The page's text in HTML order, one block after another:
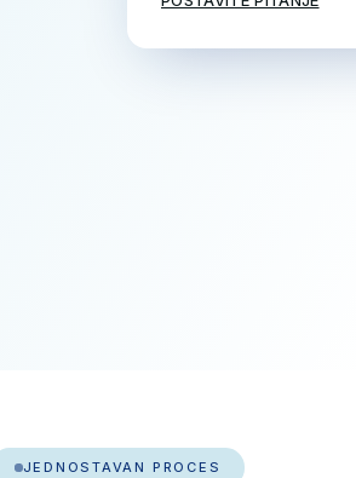
JEDNOSTAVAN PROCES